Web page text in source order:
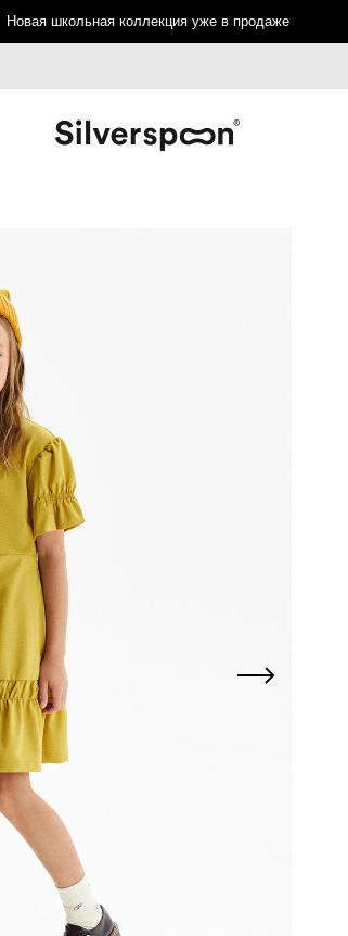
Новая школьная коллекция уже в продаже